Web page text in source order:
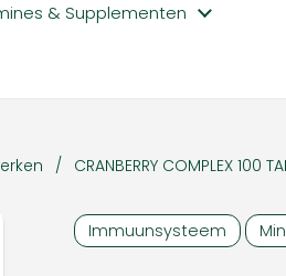
& Supplementen
/ CRANBERRY COMPLEX 100
Immuunsysteem